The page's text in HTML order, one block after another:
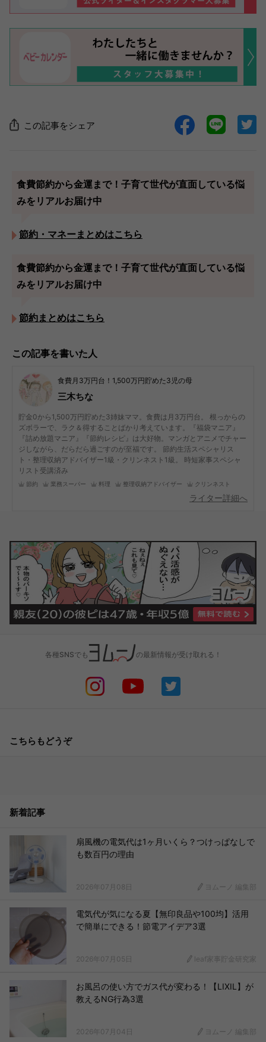
この記事をシェア
食費節約から金運まで！子育て世代が直面している悩
みをリアルお届け中
節約・マネーまとめはこちら
食費節約から金運まで！子育て世代が直面している悩
みをリアルお届け中
節約まとめはこちら
この記事を書いた人
食費月3万円台！1,500万円貯めた3児の母
三木ちな
貯金0から1,500万円貯めた3姉妹ママ。食費は月3万円台。 根っからの
ズボラーで、ラク＆得することばかり考えています。『福袋マニア』
『詰め放題マニア』『節約レシピ』は大好物。マンガとアニメでチャー
ジしながら、だらだら過ごすのが至福です。 節約生活スペシャリス
ト・整理収納アドバイザー1級・クリンネスト1級。 時短家事スペシャ
リスト受講済み
節約 業務スーパー 料理 整理収納アドバイザー クリンネスト
ライター詳細へ
各種SNSでも の最新情報が受け取れる！
こちらもどうぞ
新着記事
扇風機の電気代は1ヶ月いくら？つけっぱなしで
も数百円の理由
2026年07月08日 ヨムーノ 編集部
電気代が気になる夏【無印良品や100均】活用
で簡単にできる！節電アイデア3選
2026年07月05日 leaf家事貯金研究家
お風呂の使い方でガス代が変わる！【LIXIL】が
教えるNG行為3選
2026年07月04日 ヨムーノ 編集部